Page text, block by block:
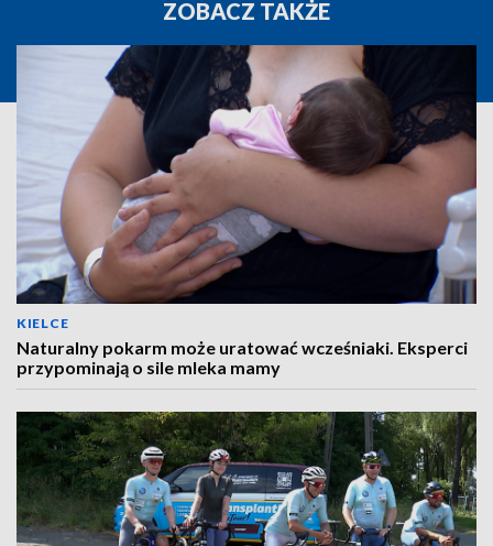
ZOBACZ TAKŻE
KIELCE
Naturalny pokarm może uratować wcześniaki. Eksperci
przypominają o sile mleka mamy